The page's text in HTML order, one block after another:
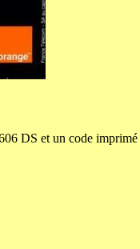
DS et un code imprimé